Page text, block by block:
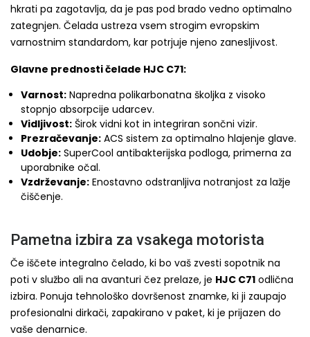
hkrati pa zagotavlja, da je pas pod brado vedno optimalno
zategnjen. Čelada ustreza vsem strogim evropskim
varnostnim standardom, kar potrjuje njeno zanesljivost.
Glavne prednosti čelade HJC C71:
Varnost: Napredna polikarbonatna školjka z visoko
stopnjo absorpcije udarcev.
Vidljivost: Širok vidni kot in integriran sončni vizir.
Prezračevanje: ACS sistem za optimalno hlajenje glave.
Udobje: SuperCool antibakterijska podloga, primerna za
uporabnike očal.
Vzdrževanje: Enostavno odstranljiva notranjost za lažje
čiščenje.
Pametna izbira za vsakega motorista
Če iščete integralno čelado, ki bo vaš zvesti sopotnik na
poti v službo ali na avanturi čez prelaze, je HJC C71 odlična
izbira. Ponuja tehnološko dovršenost znamke, ki ji zaupajo
profesionalni dirkači, zapakirano v paket, ki je prijazen do
vaše denarnice.